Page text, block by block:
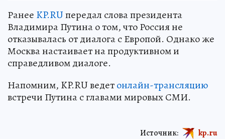
Ранее KP.RUпередал слова президента
Владимира Путина о том, что Россия не
отказывалась от диалога с Европой. Однако же
Москва настаивает на продуктивном и
справедливом диалоге.
Напомним, KP.RU ведетонлайн-трансляцию
встречи Путина с главами мировых СМИ.
Источник: kp.ru